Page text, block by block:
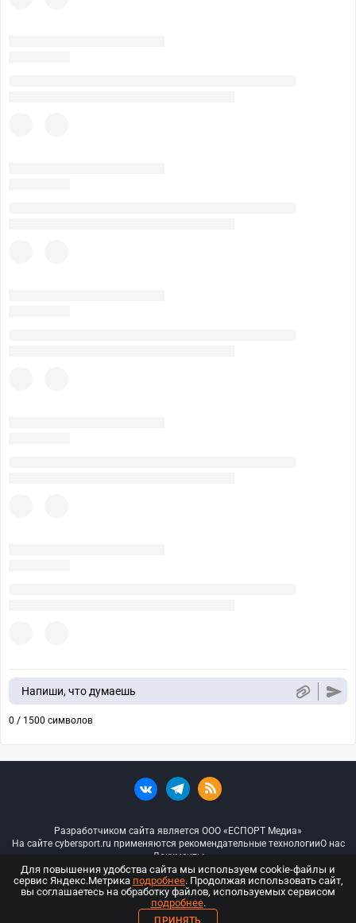
Напиши, что думаешь
0 / 1500 символов
Разработчиком сайта является ООО «ЕСПОРТ Медиа»
На сайте cybersport.ru применяются рекомендательные технологииО нас
Документы
© ООО «Киберспорт.ру» — Все права защищены
18+
Для повышения удобства сайта мы используем cookie-файлы и
сервис Яндекс.Метрика подробнее. Продолжая использовать сайт,
вы соглашаетесь на обработку файлов, используемых сервисом
подробнее.
ПРИНЯТЬ